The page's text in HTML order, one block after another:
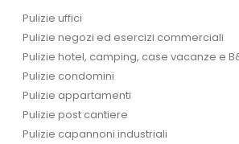
Pulizie uffici
Pulizie negozi ed esercizi commerciali
Pulizie hotel, camping, case vacanze e
Pulizie condomini
Pulizie appartamenti
Pulizie post cantiere
Pulizie capannoni industriali